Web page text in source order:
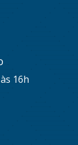
16h